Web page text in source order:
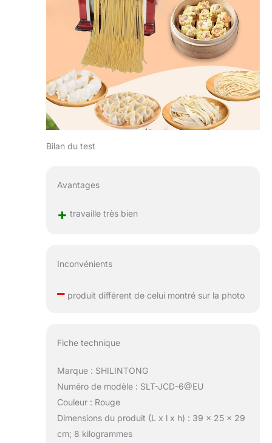
Bilan du test
Avantages
+ travaille très bien
Inconvénients
–produit différent de celui montré sur la photo
Fiche technique
Marque : SHILINTONG
Numéro de modèle : SLT-JCD-6@EU
Couleur : Rouge
Dimensions du produit (L x l x h) : 39 x 25 x 29
cm; 8 kilogrammes